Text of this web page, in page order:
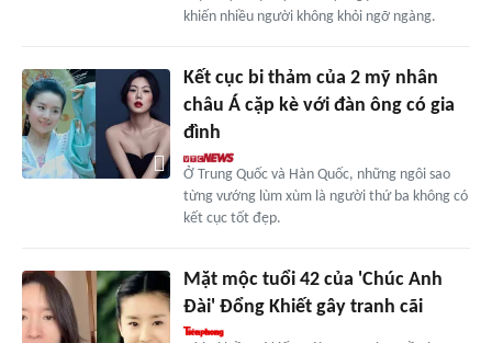
khiến nhiều người không khỏi ngỡ ngàng.
Kết cục bi thảm của 2 mỹ nhân
châu Á cặp kè với đàn ông có gia
đình
Ở Trung Quốc và Hàn Quốc, những ngôi sao
từng vướng lùm xùm là người thứ ba không có
kết cục tốt đẹp.
Mặt mộc tuổi 42 của 'Chúc Anh
Đài' Đổng Khiết gây tranh cãi